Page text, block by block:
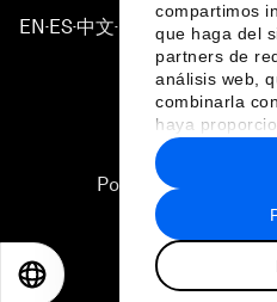
compartimos
que haga del
partners de
análisis web,
combinarla
haya
recopilado a
hecho de sus
EN ▪ES▪中文▪ 日本語
Política de
2026 Foro